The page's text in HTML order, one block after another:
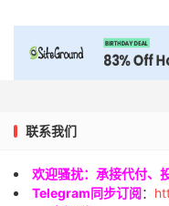
联系我们
欢迎骚扰：承接代付、
Telegram同步订阅：